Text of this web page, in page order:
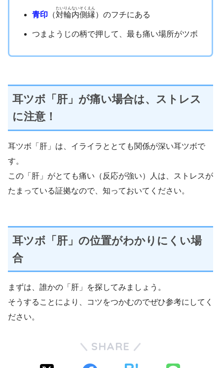
青印 （対輪内側縁
たいりんないそくえん
）のフチにある
つまようじの柄で押して、最も痛い場所がツボ
耳ツボ「肝」が痛い場合は、ストレス
に注意！
耳ツボ「肝」は、イライラととても関係が深い耳ツボで
す。
この「肝」がとても痛い（反応が強い）人は、ストレスが
たまっている証拠なので、知っておいてください。
耳ツボ「肝」の位置がわかりにくい場
合
まずは、誰かの「肝」を探してみましょう。
そうすることにより、コツをつかむのでぜひ参考にしてく
ださい。
SHARE